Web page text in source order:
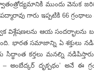
ముందు వెనుక
గారు ఇప్పటికి 66 గ్రంథాలు
ఆయ సందర్భాలను బట్టి
భారత సమాజాన్ని ఏ శక్తులు
కర్తలు మనల్ని
అంబేద్కర్ దృక్పథం’ అనే ఈ